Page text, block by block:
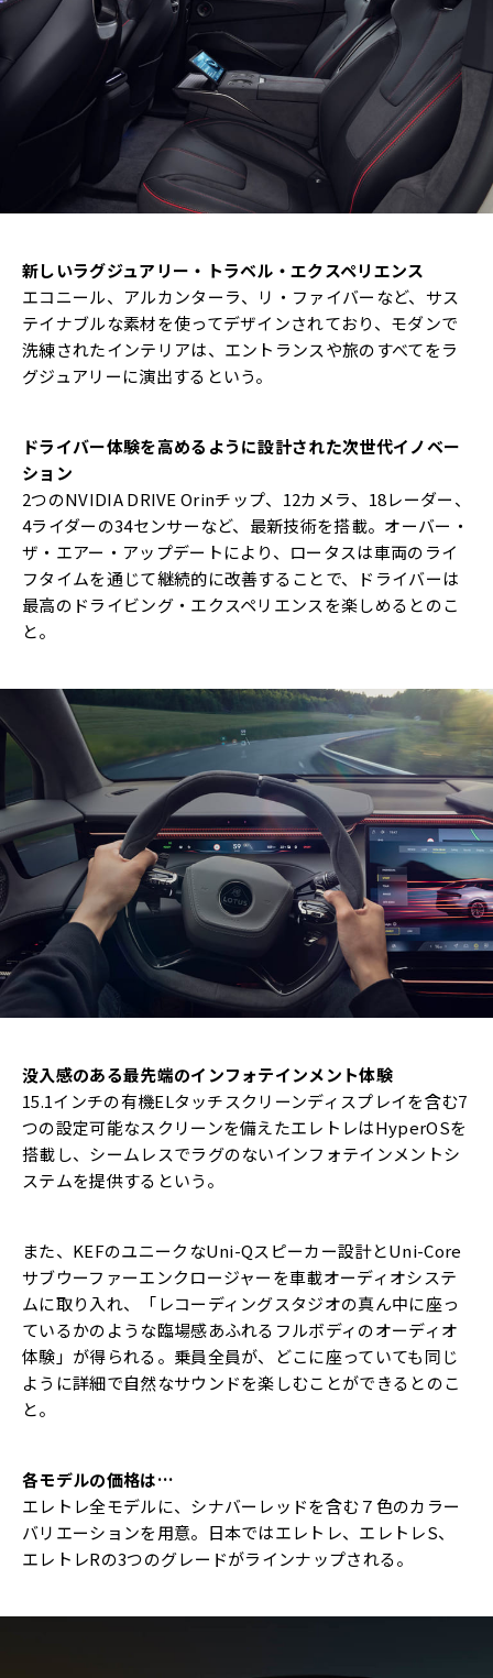
新しいラグジュアリー・トラベル・エクスペリエンス
エコニール、アルカンターラ、リ・ファイバーなど、サス
テイナブルな素材を使ってデザインされており、モダンで
洗練されたインテリアは、エントランスや旅のすべてをラ
グジュアリーに演出するという。
ドライバー体験を高めるように設計された次世代イノベー
ション
2つのNVIDIA DRIVE Orinチップ、12カメラ、18レーダー、
4ライダーの34センサーなど、最新技術を搭載。オーバー・
ザ・エアー・アップデートにより、ロータスは車両のライ
フタイムを通じて継続的に改善することで、ドライバーは
最高のドライビング・エクスペリエンスを楽しめるとのこ
と。
没入感のある最先端のインフォテインメント体験
15.1インチの有機ELタッチスクリーンディスプレイを含む7
つの設定可能なスクリーンを備えたエレトレはHyperOSを
搭載し、シームレスでラグのないインフォテインメントシ
ステムを提供するという。
また、KEFのユニークなUni-Qスピーカー設計とUni-Core
サブウーファーエンクロージャーを車載オーディオシステ
ムに取り入れ、「レコーディングスタジオの真ん中に座っ
ているかのような臨場感あふれるフルボディのオーディオ
体験」が得られる。乗員全員が、どこに座っていても同じ
ように詳細で自然なサウンドを楽しむことができるとのこ
と。
各モデルの価格は…
エレトレ全モデルに、シナバーレッドを含む７色のカラー
バリエーションを用意。日本ではエレトレ、エレトレS、
エレトレRの3つのグレードがラインナップされる。